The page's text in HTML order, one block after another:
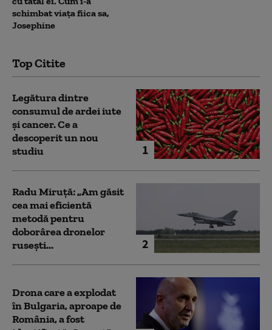
schimbat viața fiica sa,
Josephine
Top Citite
1
Legătura dintre
consumul de ardei iute
și cancer. Ce a
descoperit un nou
studiu
2
Radu Miruță: „Am găsit
cea mai eficientă
metodă pentru
doborârea dronelor
rusești...
Drona care a explodat
în Bulgaria, aproape de
România, a fost